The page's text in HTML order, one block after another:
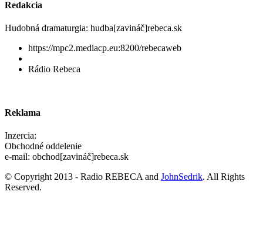
Redakcia
Hudobná dramaturgia: hudba[zavináč]rebeca.sk
https://mpc2.mediacp.eu:8200/rebecaweb
Rádio Rebeca
Reklama
Inzercia:
Obchodné oddelenie
e-mail: obchod[zavináč]rebeca.sk
© Copyright 2013 - Radio REBECA and JohnSedrik. All Rights
Reserved.